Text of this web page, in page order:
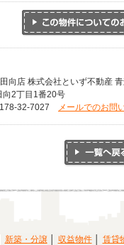
向店 株式会社といず不動産
向2丁目1番20号
32-7027
メールでのお問
新築・分譲 収益物件 賃貸